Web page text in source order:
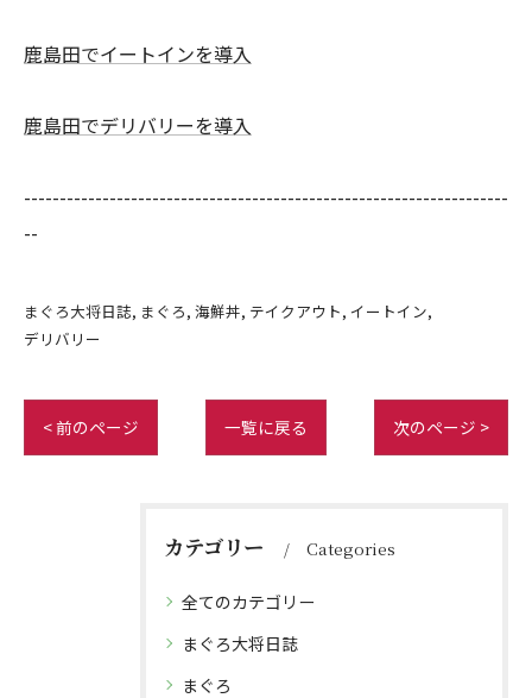
鹿島田でイートインを導入
鹿島田でデリバリーを導入
--------------------------------------------------------------------
--
まぐろ大将日誌 まぐろ 海鮮丼 テイクアウト イートイン
デリバリー
< 前のページ 一覧に戻る 次のページ >
カテゴリー Categories
全てのカテゴリー
まぐろ大将日誌
まぐろ